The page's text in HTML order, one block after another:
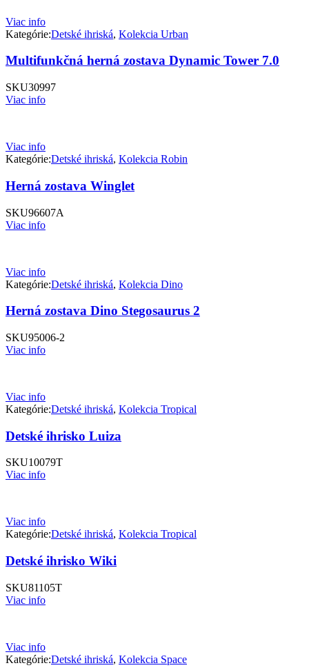
Viac info
Kategórie:Detské ihriská, Kolekcia Urban
Multifunkčná herná zostava Dynamic Tower 7.0
SKU30997
Viac info
Viac info
Kategórie:Detské ihriská, Kolekcia Robin
Herná zostava Winglet
SKU96607A
Viac info
Viac info
Kategórie:Detské ihriská, Kolekcia Dino
Herná zostava Dino Stegosaurus 2
SKU95006-2
Viac info
Viac info
Kategórie:Detské ihriská, Kolekcia Tropical
Detské ihrisko Luiza
SKU10079T
Viac info
Viac info
Kategórie:Detské ihriská, Kolekcia Tropical
Detské ihrisko Wiki
SKU81105T
Viac info
Viac info
Kategórie:Detské ihriská, Kolekcia Space